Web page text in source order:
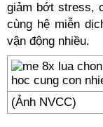
giảm bớt stress,
cùng hệ miễn
vận động nhiều.
(Ảnh NVCC)